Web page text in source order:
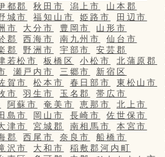
都郡 秋田市 潟上市
山本郡
城市 福知山市 姫路市
田辺市
市 大分市 豊岡市
山形市
郡 西海市 南九州市
仙台市
郡 野洲市 宇部市
安芸郡
若松市 板橋区 小松市
北蒲原郡
瀬戸内市 三郷市
新宿区
賀市 松本市 春日部市
東松山市
市 羽生市 玉名郡
帯広市
阿蘇市 奄美市 恵那市
北上市
島市 岡山市 長崎市
佐世保市
津市 宮城郡 南相馬市
本宮市
郡 西尾市 奈良市
船橋市
沢市 大和市
稲敷郡河内町